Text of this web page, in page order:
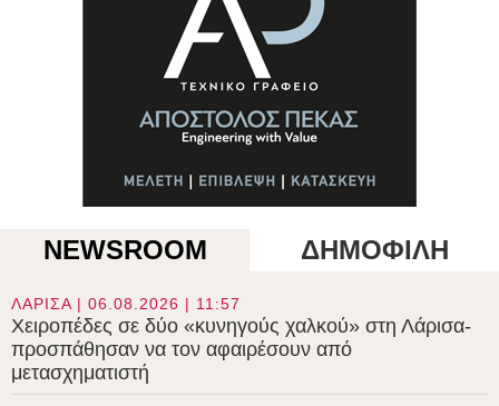
NEWSROOM ΔΗΜΟΦΙΛΗ
ΛΑΡΙΣΑ | 06.08.2026 | 11:57
Χειροπέδες σε δύο «κυνηγούς χαλκού» στη Λάρισα-
προσπάθησαν να τον αφαιρέσουν από
μετασχηματιστή